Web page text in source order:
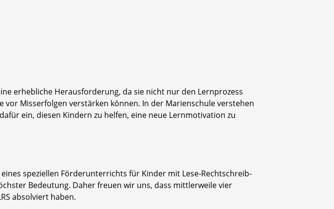
erhebliche Herausforderung, da sie nicht nur den Lernprozess
Misserfolgen verstärken können. In der Marienschule verstehen
ein, diesen Kindern zu helfen, eine neue Lernmotivation zu
speziellen Förderunterrichts für Kinder mit Lese-Rechtschreib-
Bedeutung. Daher freuen wir uns, dass mittlerweile vier
absolviert haben.